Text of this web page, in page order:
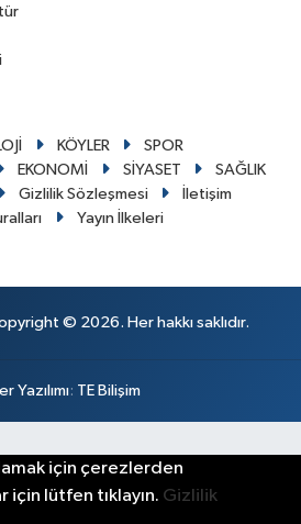
KÖYLER
SPOR
EKONOMİ SİYASET
SAĞLIK
Gizlilik Sözleşmesi
İletişim
Yayın İlkeleri
© 2026. Her hakkı saklıdır.
Yazılımı: TE Bilişim
için çerezlerden
için lütfen tıklayın. Gizlilik